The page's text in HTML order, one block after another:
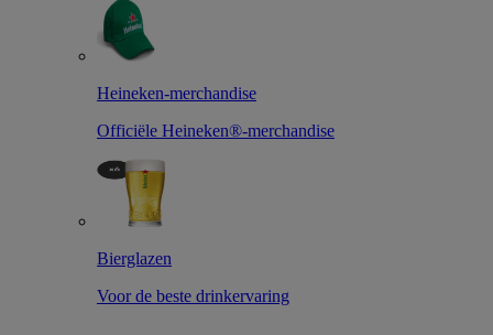
Heineken-merchandise
Officiële Heineken®-merchandise
Bierglazen
Voor de beste drinkervaring